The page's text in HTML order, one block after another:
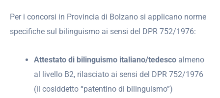
Per i concorsi in Provincia di Bolzano si applicano norme
specifiche sul bilinguismo ai sensi del DPR 752/1976:
Attestato di bilinguismo italiano/tedesco almeno
al livello B2, rilasciato ai sensi del DPR 752/1976
(il cosiddetto “patentino di bilinguismo”)